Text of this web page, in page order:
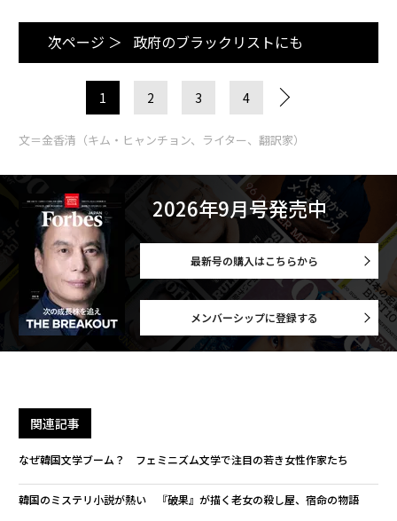
次ページ ＞ 政府のブラックリストにも
1 2 3 4
文＝金香清（キム・ヒャンチョン、ライター、翻訳家）
2026年9月号発売中
最新号の購入はこちらから
メンバーシップに登録する
関連記事
なぜ韓国文学ブーム？ フェミニズム文学で注目の若き女性作家たち
韓国のミステリ小説が熱い 『破果』が描く老女の殺し屋、宿命の物語